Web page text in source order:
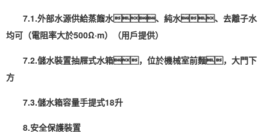
7.1.外部水源供給蒸餾水、純水、去離子水
均可（電阻率大於500Ω·m）（用戶提供）
7.2.儲水裝置抽屜式水箱，位於機械室前麵，大門下
方
7.3.儲水箱容量手提式18升
8.安全保護裝置